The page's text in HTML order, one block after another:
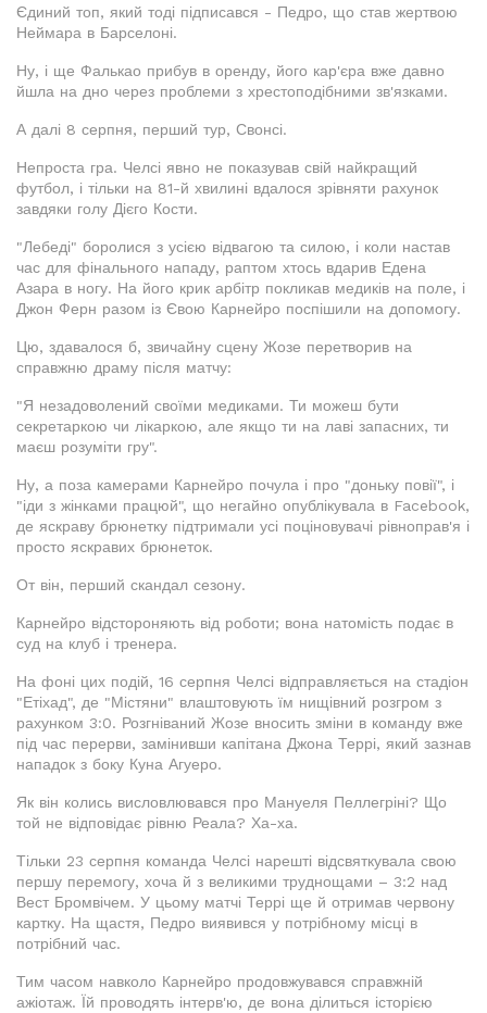
Єдиний топ, який тоді підписався - Педро, що став жертвою
Неймара в Барселоні.
Ну, і ще Фалькао прибув в оренду, його кар'єра вже давно
йшла на дно через проблеми з хрестоподібними зв'язками.
А далі 8 серпня, перший тур, Свонсі.
Непроста гра. Челсі явно не показував свій найкращий
футбол, і тільки на 81-й хвилині вдалося зрівняти рахунок
завдяки голу Дієго Кости.
"Лебеді" боролися з усією відвагою та силою, і коли настав
час для фінального нападу, раптом хтось вдарив Едена
Азара в ногу. На його крик арбітр покликав медиків на поле, і
Джон Ферн разом із Євою Карнейро поспішили на допомогу.
Цю, здавалося б, звичайну сцену Жозе перетворив на
справжню драму після матчу:
"Я незадоволений своїми медиками. Ти можеш бути
секретаркою чи лікаркою, але якщо ти на лаві запасних, ти
маєш розуміти гру".
Ну, а поза камерами Карнейро почула і про "доньку повії", і
"іди з жінками працюй", що негайно опублікувала в Facebook,
де яскраву брюнетку підтримали усі поціновувачі рівноправ'я і
просто яскравих брюнеток.
От він, перший скандал сезону.
Карнейро відстороняють від роботи; вона натомість подає в
суд на клуб і тренера.
На фоні цих подій, 16 серпня Челсі відправляється на стадіон
"Етіхад", де "Містяни" влаштовують їм нищівний розгром з
рахунком 3:0. Розгніваний Жозе вносить зміни в команду вже
під час перерви, замінивши капітана Джона Террі, який зазнав
нападок з боку Куна Агуеро.
Як він колись висловлювався про Мануеля Пеллегріні? Що
той не відповідає рівню Реала? Ха-ха.
Тільки 23 серпня команда Челсі нарешті відсвяткувала свою
першу перемогу, хоча й з великими труднощами – 3:2 над
Вест Бромвічем. У цьому матчі Террі ще й отримав червону
картку. На щастя, Педро виявився у потрібному місці в
потрібний час.
Тим часом навколо Карнейро продовжувався справжній
ажіотаж. Їй проводять інтерв'ю, де вона ділиться історією